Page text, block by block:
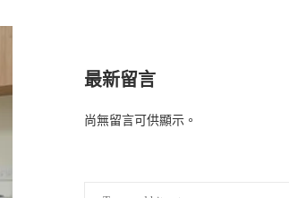
最新留言
尚無留言可供顯示。